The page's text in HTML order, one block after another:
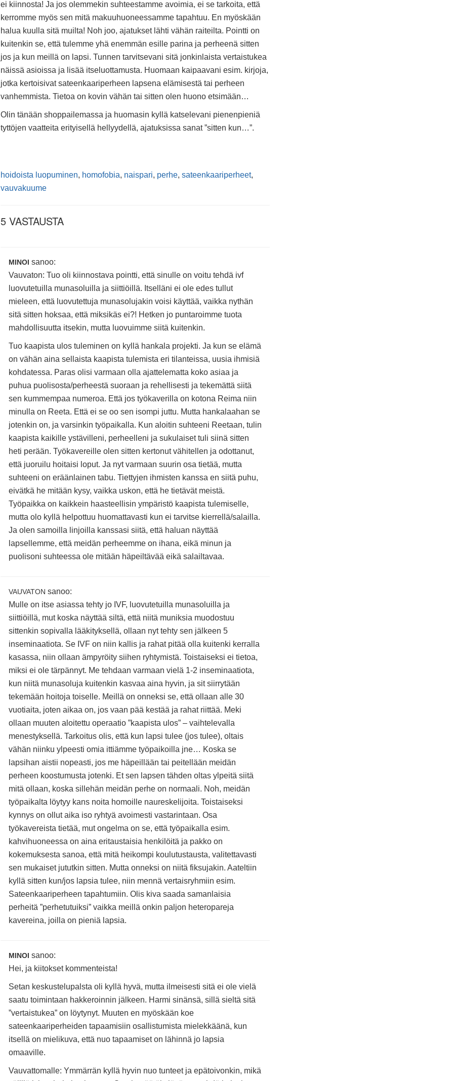
ei kiinnosta! Ja jos olemmekin suhteestamme avoimia, ei se tarkoita, että
kerromme myös sen mitä makuuhuoneessamme tapahtuu. En myöskään
halua kuulla sitä muilta! Noh joo, ajatukset lähti vähän raiteilta. Pointti on
kuitenkin se, että tulemme yhä enemmän esille parina ja perheenä sitten
jos ja kun meillä on lapsi. Tunnen tarvitsevani sitä jonkinlaista vertaistukea
näissä asioissa ja lisää itseluottamusta. Huomaan kaipaavani esim. kirjoja,
jotka kertoisivat sateenkaariperheen lapsena elämisestä tai perheen
vanhemmista. Tietoa on kovin vähän tai sitten olen huono etsimään…
Olin tänään shoppailemassa ja huomasin kyllä katselevani pienenpieniä
tyttöjen vaatteita erityisellä hellyydellä, ajatuksissa sanat ”sitten kun…”.
hoidoista luopuminen, homofobia, naispari, perhe, sateenkaariperheet,
vauvakuume
5 VASTAUSTA
MINOI sanoo:
Vauvaton: Tuo oli kiinnostava pointti, että sinulle on voitu tehdä ivf
luovutetuilla munasoluilla ja siittiöillä. Itselläni ei ole edes tullut
mieleen, että luovutettuja munasolujakin voisi käyttää, vaikka nythän
sitä sitten hoksaa, että miksikäs ei?! Hetken jo puntaroimme tuota
mahdollisuutta itsekin, mutta luovuimme siitä kuitenkin.
Tuo kaapista ulos tuleminen on kyllä hankala projekti. Ja kun se elämä
on vähän aina sellaista kaapista tulemista eri tilanteissa, uusia ihmisiä
kohdatessa. Paras olisi varmaan olla ajattelematta koko asiaa ja
puhua puolisosta/perheestä suoraan ja rehellisesti ja tekemättä siitä
sen kummempaa numeroa. Että jos työkaverilla on kotona Reima niin
minulla on Reeta. Että ei se oo sen isompi juttu. Mutta hankalaahan se
jotenkin on, ja varsinkin työpaikalla. Kun aloitin suhteeni Reetaan, tulin
kaapista kaikille ystävilleni, perheelleni ja sukulaiset tuli siinä sitten
heti perään. Työkavereille olen sitten kertonut vähitellen ja odottanut,
että juoruilu hoitaisi loput. Ja nyt varmaan suurin osa tietää, mutta
suhteeni on eräänlainen tabu. Tiettyjen ihmisten kanssa en siitä puhu,
eivätkä he mitään kysy, vaikka uskon, että he tietävät meistä.
Työpaikka on kaikkein haasteellisin ympäristö kaapista tulemiselle,
mutta olo kyllä helpottuu huomattavasti kun ei tarvitse kierrellä/salailla.
Ja olen samoilla linjoilla kanssasi siitä, että haluan näyttää
lapsellemme, että meidän perheemme on ihana, eikä minun ja
puolisoni suhteessa ole mitään häpeiltävää eikä salailtavaa.
VAUVATON sanoo:
Mulle on itse asiassa tehty jo IVF, luovutetuilla munasoluilla ja
siittiöillä, mut koska näyttää siltä, että niitä muniksia muodostuu
sittenkin sopivalla lääkityksellä, ollaan nyt tehty sen jälkeen 5
inseminaatiota. Se IVF on niin kallis ja rahat pitää olla kuitenki kerralla
kasassa, niin ollaan ämpyröity siihen ryhtymistä. Toistaiseksi ei tietoa,
miksi ei ole tärpännyt. Me tehdaan varmaan vielä 1-2 inseminaatiota,
kun niitä munasoluja kuitenkin kasvaa aina hyvin, ja sit siirrytään
tekemään hoitoja toiselle. Meillä on onneksi se, että ollaan alle 30
vuotiaita, joten aikaa on, jos vaan pää kestää ja rahat riittää. Meki
ollaan muuten aloitettu operaatio ”kaapista ulos” – vaihtelevalla
menestyksellä. Tarkoitus olis, että kun lapsi tulee (jos tulee), oltais
vähän niinku ylpeesti omia ittiämme työpaikoilla jne… Koska se
lapsihan aistii nopeasti, jos me häpeillään tai peitellään meidän
perheen koostumusta jotenki. Et sen lapsen tähden oltas ylpeitä siitä
mitä ollaan, koska sillehän meidän perhe on normaali. Noh, meidän
työpaikalta löytyy kans noita homoille naureskelijoita. Toistaiseksi
kynnys on ollut aika iso ryhtyä avoimesti vastarintaan. Osa
työkavereista tietää, mut ongelma on se, että työpaikalla esim.
kahvihuoneessa on aina eritaustaisia henkilöitä ja pakko on
kokemuksesta sanoa, että mitä heikompi koulutustausta, valitettavasti
sen mukaiset jututkin sitten. Mutta onneksi on niitä fiksujakin. Aateltiin
kyllä sitten kun/jos lapsia tulee, niin mennä vertaisryhmiin esim.
Sateenkaariperheen tapahtumiin. Olis kiva saada samanlaisia
perheitä ”perhetutuiksi” vaikka meillä onkin paljon heteropareja
kavereina, joilla on pieniä lapsia.
MINOI sanoo:
Hei, ja kiitokset kommenteista!
Setan keskustelupalsta oli kyllä hyvä, mutta ilmeisesti sitä ei ole vielä
saatu toimintaan hakkeroinnin jälkeen. Harmi sinänsä, sillä sieltä sitä
”vertaistukea” on löytynyt. Muuten en myöskään koe
sateenkaariperheiden tapaamisiin osallistumista mielekkäänä, kun
itsellä on mielikuva, että nuo tapaamiset on lähinnä jo lapsia
omaaville.
Vauvattomalle: Ymmärrän kyllä hyvin nuo tunteet ja epätoivonkin, mikä